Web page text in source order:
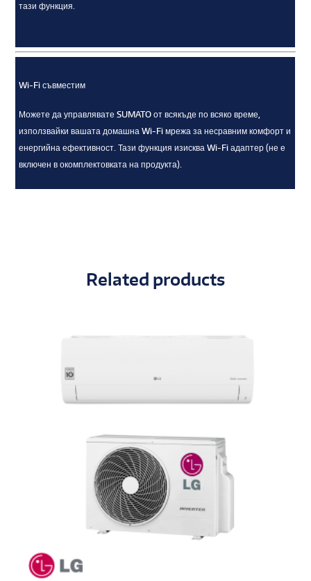
тази функция.
Wi-Fi съвместим
Можете да управлявате SUMATO от всякъде по всяко време,
използвайки вашата домашна Wi-Fi мрежа за несравним комфорт и
енергийна ефективност. Тази функция изисква Wi-Fi адаптер (не е
включен в окомплектовката на продукта).
Related products